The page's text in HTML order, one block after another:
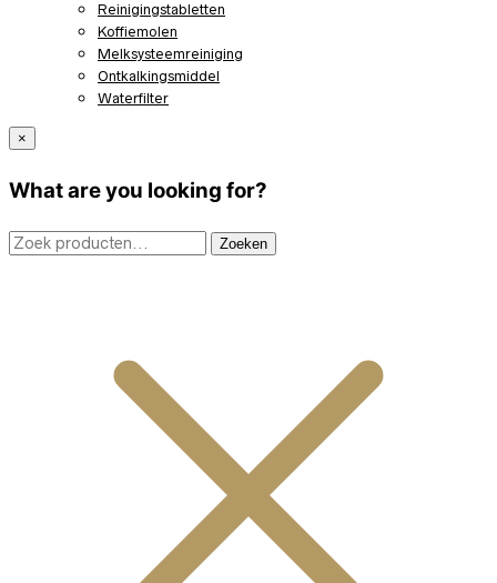
Reinigingstabletten
Koffiemolen
Melksysteemreiniging
Ontkalkingsmiddel
Waterfilter
×
What are you looking for?
Zoeken
naar:
Zoeken